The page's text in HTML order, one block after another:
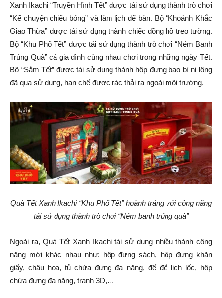
Xanh Ikachi “Truyền Hình Tết” được tái sử dụng thành trò chơi
“Kể chuyện chiếu bóng” và làm lịch để bàn. Bộ “Khoảnh Khắc
Giao Thừa” được tái sử dụng thành chiếc đồng hồ treo tường.
Bộ “Khu Phố Tết” được tái sử dụng thành trò chơi “Ném Banh
Trúng Quà” cả gia đình cùng nhau chơi trong những ngày Tết.
Bộ “Sắm Tết” được tái sử dụng thành hộp đựng bao bì ni lông
đã qua sử dụng, hạn chế được rác thải ra ngoài môi trường.
Quà Tết Xanh Ikachi “Khu Phố Tết” hoành tráng với công năng
tái sử dụng thành trò chơi “Ném banh trúng quà”
Ngoài ra, Quà Tết Xanh Ikachi tái sử dụng nhiều thành công
năng mới khác nhau như: hộp đựng sách, hộp đựng khăn
giấy, chậu hoa, tủ chứa đựng đa năng, đế để lịch lốc, hộp
chứa đựng đa năng, tranh 3D,…